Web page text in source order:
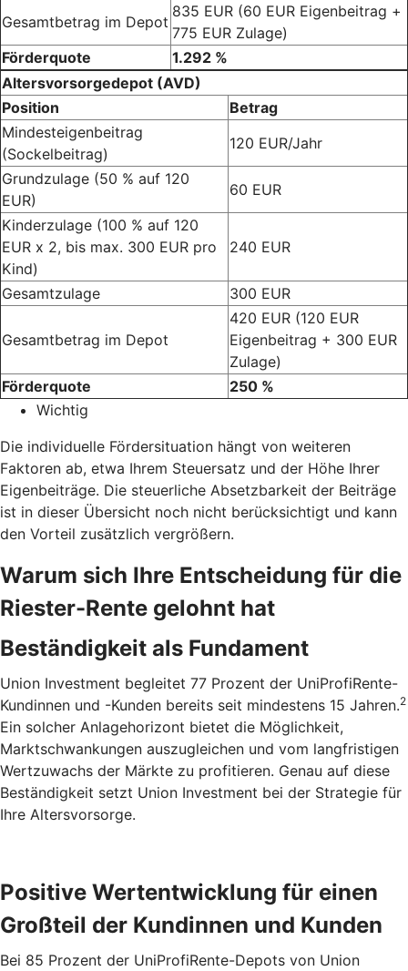
Gesamtbetrag im Depot
835 EUR (60 EUR Eigenbeitrag +
775 EUR Zulage)
Förderquote
1.292 %
Altersvorsorgedepot (AVD)
Position
Betrag
Mindesteigenbeitrag
(Sockelbeitrag)
120 EUR/Jahr
Grundzulage (50 % auf 120
EUR)
60 EUR
Kinderzulage (100 % auf 120
EUR x 2, bis max. 300 EUR pro
Kind)
240 EUR
Gesamtzulage 300 EUR
Gesamtbetrag im Depot
420 EUR (120 EUR
Eigenbeitrag + 300 EUR
Zulage)
Förderquote
250 %
Wichtig
Die individuelle Fördersituation hängt von weiteren
Faktoren ab, etwa Ihrem Steuersatz und der Höhe Ihrer
Eigenbeiträge. Die steuerliche Absetzbarkeit der Beiträge
ist in dieser Übersicht noch nicht berücksichtigt und kann
den Vorteil zusätzlich vergrößern.
Warum sich Ihre Entscheidung für die
Riester-Rente gelohnt hat
Beständigkeit als Fundament
Union Investment begleitet 77 Prozent der UniProfiRente-
Kundinnen und -Kunden bereits seit mindestens 15 Jahren.2
Ein solcher Anlagehorizont bietet die Möglichkeit,
Marktschwankungen auszugleichen und vom langfristigen
Wertzuwachs der Märkte zu profitieren. Genau auf diese
Beständigkeit setzt Union Investment bei der Strategie für
Ihre Altersvorsorge.
Positive Wertentwicklung für einen
Großteil der Kundinnen und Kunden
Bei 85 Prozent der UniProfiRente-Depots von Union